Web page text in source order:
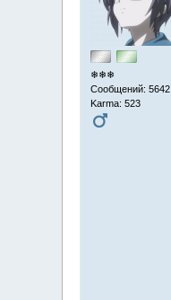
❄❄❄
Сообщений: 5642
Karma: 523